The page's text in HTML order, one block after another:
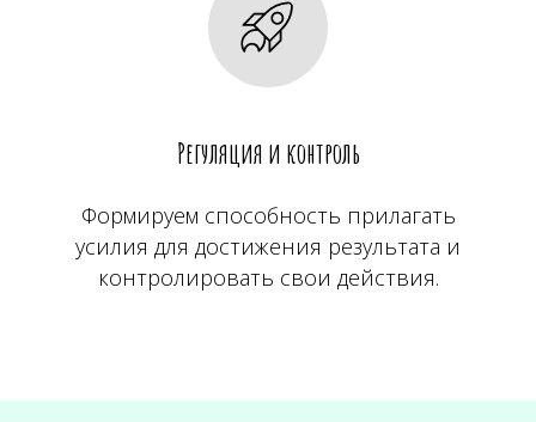
Регуляция и контроль
Формируем способность прилагать
усилия для достижения результата и
контролировать свои действия.